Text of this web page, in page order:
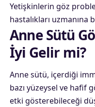
Yetişkinlerin göz
hastalıkları uzmanına
Anne Sütü
İyi Gelir mi?
Anne sütü, içerdiği
bazı yüzeysel ve hafif
etki gösterebileceği